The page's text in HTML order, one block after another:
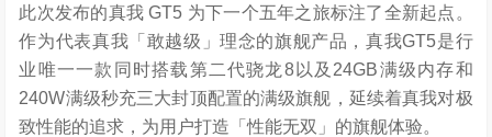
此次发布的真我 GT5 为下一个五年之旅标注了全新起点。
作为代表真我「敢越级」理念的旗舰产品，真我GT5是行
业唯一一款同时搭载第二代骁龙8以及24GB满级内存和
240W满级秒充三大封顶配置的满级旗舰，延续着真我对极
致性能的追求，为用户打造「性能无双」的旗舰体验。